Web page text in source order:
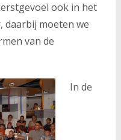
ook in het
daarbij moeten we
van de
In de